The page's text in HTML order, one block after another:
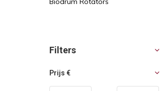
Sorteren op:
Filters
Prijs €